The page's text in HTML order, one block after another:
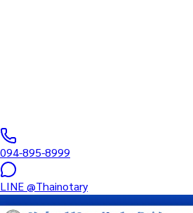
094-895-8999
LINE@Thainotary